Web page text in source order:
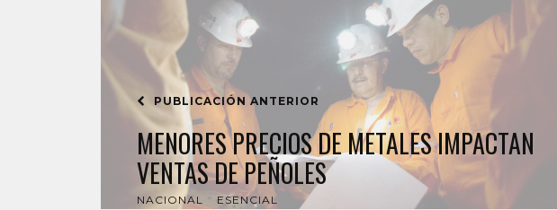
PUBLICACIÓN ANTERIOR
MENORES PRECIOS DE METALES IMPACTAN
VENTAS DE PEÑOLES
NACIONAL ESENCIAL